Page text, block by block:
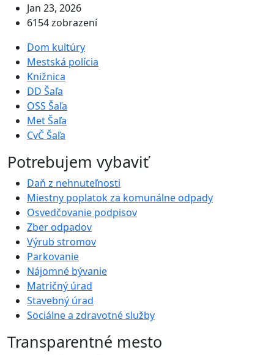
Jan 23, 2026
6154 zobrazení
Dom kultúry
Mestská polícia
Knižnica
DD Šaľa
OSS Šaľa
Met Šaľa
CvČ Šaľa
Potrebujem vybaviť
Daň z nehnuteľnosti
Miestny poplatok za komunálne odpady
Osvedčovanie podpisov
Zber odpadov
Výrub stromov
Parkovanie
Nájomné bývanie
Matričný úrad
Stavebný úrad
Sociálne a zdravotné služby
Transparentné mesto